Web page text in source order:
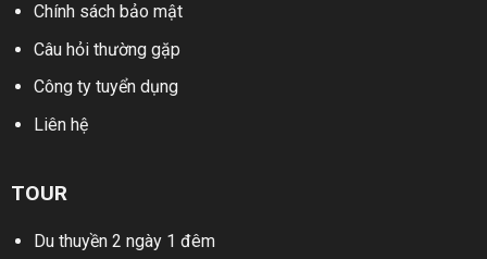
Chính sách bảo mật
Câu hỏi thường gặp
Công ty tuyển dụng
Liên hệ
TOUR
Du thuyền 2 ngày 1 đêm